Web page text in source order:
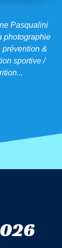
Pasqualini
photographie
prévention &
sportive /